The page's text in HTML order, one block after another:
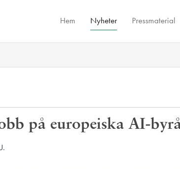
Hem Nyheter Pressmaterial
på europeiska AI-